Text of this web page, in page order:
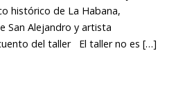
histórico de La Habana,
San Alejandro y artista
del taller El taller no es […]